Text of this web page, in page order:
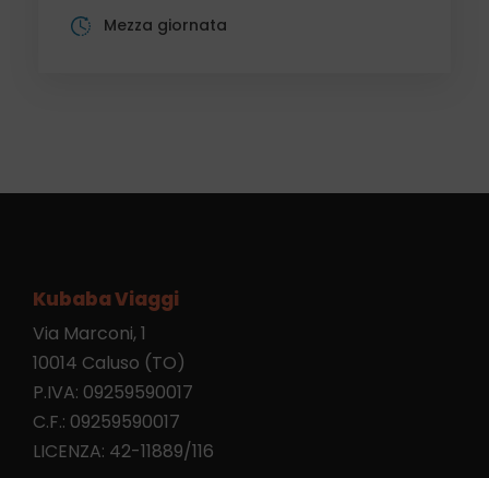
Mezza giornata
Kubaba Viaggi
Via Marconi, 1
10014 Caluso (TO)
P.IVA: 09259590017
C.F.: 09259590017
LICENZA: 42-11889/116